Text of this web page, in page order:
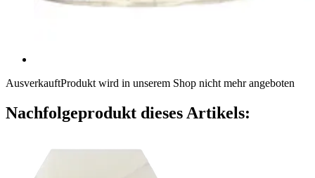
AusverkauftProdukt wird in unserem Shop nicht mehr angeboten
Nachfolgeprodukt dieses Artikels: